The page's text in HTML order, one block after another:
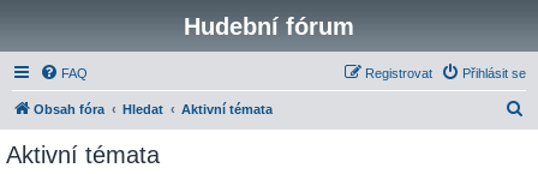
Hudební fórum
FAQ Přihlásit se
Registrovat
Obsah fóra Hledat Aktivní témata
Aktivní témata